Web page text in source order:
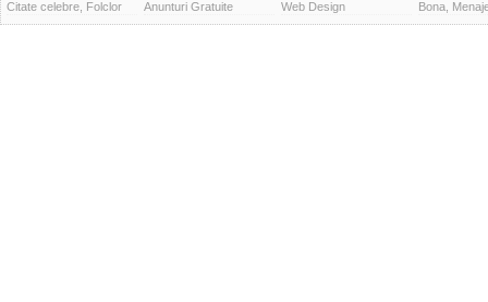
Citate celebre, Folclor Anunturi Gratuite Web Design Bona,